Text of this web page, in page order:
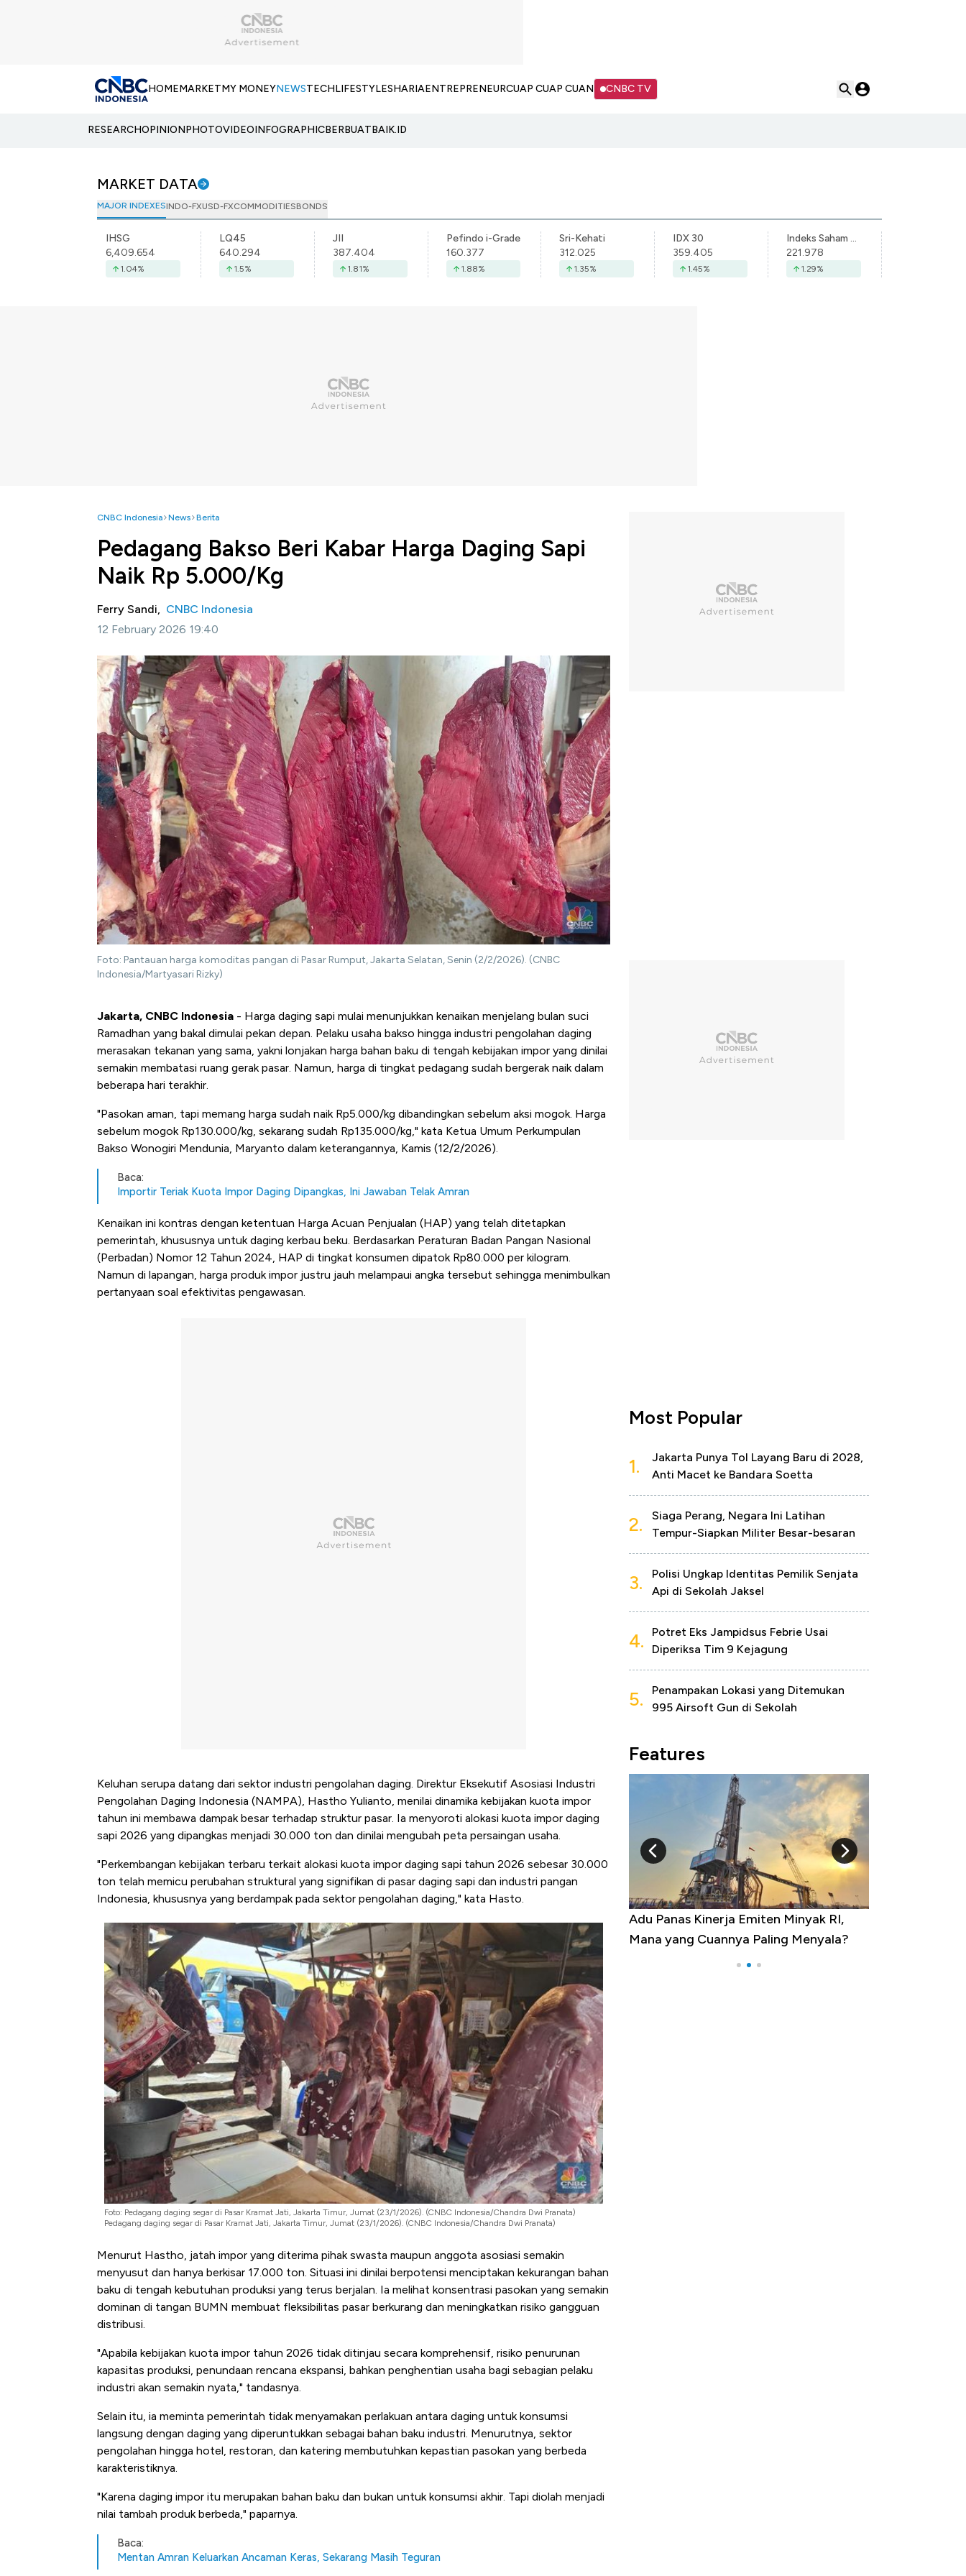
HOMEMARKETMY MONEYNEWSTECHLIFESTYLESHARIAENTREPRENEURCUAP CUAP CUAN CNBC TV
RESEARCHOPINIONPHOTOVIDEOINFOGRAPHICBERBUATBAIK.ID
MARKET DATA
MAJOR INDEXESINDO-FXUSD-FXCOMMODITIESBONDS
IHSG
6,409.654
1.04%
LQ45
640.294
1.5%
JII
387.404
1.81%
Pefindo i-Grade
160.377
1.88%
Sri-Kehati
312.025
1.35%
IDX 30
359.405
1.45%
Indeks Saham Syariah Indonesia
221.978
1.29%
CNBC Indonesia News Berita
Pedagang Bakso Beri Kabar Harga Daging Sapi
Naik Rp 5.000/Kg
Ferry Sandi, CNBC Indonesia
12 February 2026 19:40
Foto: Pantauan harga komoditas pangan di Pasar Rumput, Jakarta Selatan, Senin (2/2/2026). (CNBC
Indonesia/Martyasari Rizky)
Jakarta, CNBC Indonesia - Harga daging sapi mulai menunjukkan kenaikan menjelang bulan suci
Ramadhan yang bakal dimulai pekan depan. Pelaku usaha bakso hingga industri pengolahan daging
merasakan tekanan yang sama, yakni lonjakan harga bahan baku di tengah kebijakan impor yang dinilai
semakin membatasi ruang gerak pasar. Namun, harga di tingkat pedagang sudah bergerak naik dalam
beberapa hari terakhir.
"Pasokan aman, tapi memang harga sudah naik Rp5.000/kg dibandingkan sebelum aksi mogok. Harga
sebelum mogok Rp130.000/kg, sekarang sudah Rp135.000/kg," kata Ketua Umum Perkumpulan
Bakso Wonogiri Mendunia, Maryanto dalam keterangannya, Kamis (12/2/2026).
Baca:
Importir Teriak Kuota Impor Daging Dipangkas, Ini Jawaban Telak Amran
Kenaikan ini kontras dengan ketentuan Harga Acuan Penjualan (HAP) yang telah ditetapkan
pemerintah, khususnya untuk daging kerbau beku. Berdasarkan Peraturan Badan Pangan Nasional
(Perbadan) Nomor 12 Tahun 2024, HAP di tingkat konsumen dipatok Rp80.000 per kilogram.
Namun di lapangan, harga produk impor justru jauh melampaui angka tersebut sehingga menimbulkan
pertanyaan soal efektivitas pengawasan.
Keluhan serupa datang dari sektor industri pengolahan daging. Direktur Eksekutif Asosiasi Industri
Pengolahan Daging Indonesia (NAMPA), Hastho Yulianto, menilai dinamika kebijakan kuota impor
tahun ini membawa dampak besar terhadap struktur pasar. Ia menyoroti alokasi kuota impor daging
sapi 2026 yang dipangkas menjadi 30.000 ton dan dinilai mengubah peta persaingan usaha.
"Perkembangan kebijakan terbaru terkait alokasi kuota impor daging sapi tahun 2026 sebesar 30.000
ton telah memicu perubahan struktural yang signifikan di pasar daging sapi dan industri pangan
Indonesia, khususnya yang berdampak pada sektor pengolahan daging," kata Hasto.
Foto: Pedagang daging segar di Pasar Kramat Jati, Jakarta Timur, Jumat (23/1/2026). (CNBC Indonesia/Chandra Dwi Pranata)
Pedagang daging segar di Pasar Kramat Jati, Jakarta Timur, Jumat (23/1/2026). (CNBC Indonesia/Chandra Dwi Pranata)
Menurut Hastho, jatah impor yang diterima pihak swasta maupun anggota asosiasi semakin
menyusut dan hanya berkisar 17.000 ton. Situasi ini dinilai berpotensi menciptakan kekurangan bahan
baku di tengah kebutuhan produksi yang terus berjalan. Ia melihat konsentrasi pasokan yang semakin
dominan di tangan BUMN membuat fleksibilitas pasar berkurang dan meningkatkan risiko gangguan
distribusi.
"Apabila kebijakan kuota impor tahun 2026 tidak ditinjau secara komprehensif, risiko penurunan
kapasitas produksi, penundaan rencana ekspansi, bahkan penghentian usaha bagi sebagian pelaku
industri akan semakin nyata," tandasnya.
Selain itu, ia meminta pemerintah tidak menyamakan perlakuan antara daging untuk konsumsi
langsung dengan daging yang diperuntukkan sebagai bahan baku industri. Menurutnya, sektor
pengolahan hingga hotel, restoran, dan katering membutuhkan kepastian pasokan yang berbeda
karakteristiknya.
"Karena daging impor itu merupakan bahan baku dan bukan untuk konsumsi akhir. Tapi diolah menjadi
nilai tambah produk berbeda," paparnya.
Baca:
Mentan Amran Keluarkan Ancaman Keras, Sekarang Masih Teguran
Most Popular
1.
Jakarta Punya Tol Layang Baru di 2028,
Anti Macet ke Bandara Soetta
2.
Siaga Perang, Negara Ini Latihan
Tempur-Siapkan Militer Besar-besaran
3.
Polisi Ungkap Identitas Pemilik Senjata
Api di Sekolah Jaksel
4.
Potret Eks Jampidsus Febrie Usai
Diperiksa Tim 9 Kejagung
5.
Penampakan Lokasi yang Ditemukan
995 Airsoft Gun di Sekolah
Features
Kongo Tutup Keran Ekspor, Harga
Tembaga Terbang ke Zona Berbahaya
Adu Panas Kinerja Emiten Minyak RI,
Mana yang Cuannya Paling Menyala?